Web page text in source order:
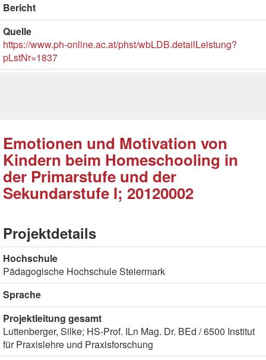
Bericht
Quelle
https://www.ph-online.ac.at/phst/wbLDB.detailLeistung?
pLstNr=1837
Emotionen und Motivation von
Kindern beim Homeschooling in
der Primarstufe und der
Sekundarstufe I; 20120002
Projektdetails
Hochschule
Pädagogische Hochschule Steiermark
Sprache
Projektleitung gesamt
Luttenberger, Silke; HS-Prof. ILn Mag. Dr. BEd / 6500 Institut
für Praxislehre und Praxisforschung